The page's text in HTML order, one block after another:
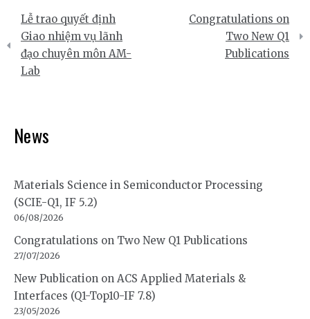
Điều
hướng
bài
Lễ trao quyết định
Giao nhiệm vụ lãnh
đạo chuyên môn AM-
Lab
Congratulations on
Two New Q1
Publications
News
Materials Science in Semiconductor Processing
(SCIE-Q1, IF 5.2)
06/08/2026
Congratulations on Two New Q1 Publications
27/07/2026
New Publication on ACS Applied Materials &
Interfaces (Q1-Top10-IF 7.8)
23/05/2026